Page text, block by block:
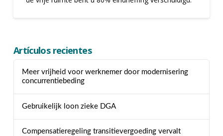
Artículos recientes
Meer vrijheid voor werknemer door modernisering
concurrentiebeding
Gebruikelijk loon zieke DGA
Compensatieregeling transitievergoeding vervalt